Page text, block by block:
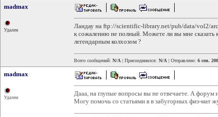
madmax
Удален
Ландау на ftp://scientific-library.net/pub/data/vol2/
к сожалению не полный. Можете ли вы мне
легендарным колхозом ?
Всего сообщений: N/A | Присоединился: N/A | Отправлено: 6 сен.
madmax
Удален
Дааа, на глупые вопросы вы не отвечаете. А форум
Могу помочь со статьями в в забугорных физ-мат